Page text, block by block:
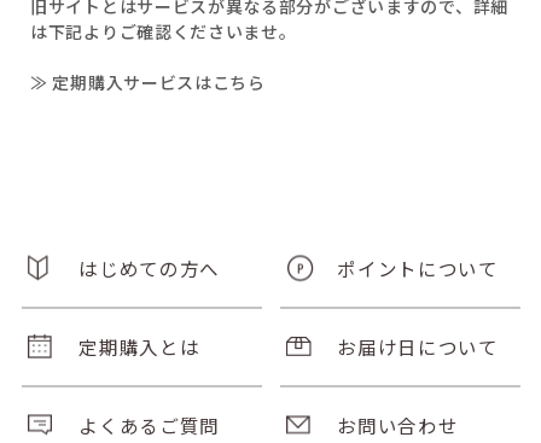
旧サイトとはサービスが異なる部分がございますので、詳細
は下記よりご確認くださいませ。
≫ 定期購入サービスはこちら
はじめての方へ ポイントについて
定期購入とは お届け日について
よくあるご質問 お問い合わせ